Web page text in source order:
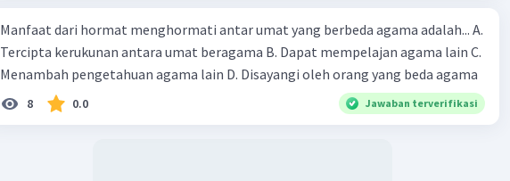
Manfaat dari hormat menghormati antar umat yang berbeda agama adalah... A.
Tercipta kerukunan antara umat beragama B. Dapat mempelajan agama lain C.
Menambah pengetahuan agama lain D. Disayangi oleh orang yang beda agama
8 0.0 Jawaban terverifikasi